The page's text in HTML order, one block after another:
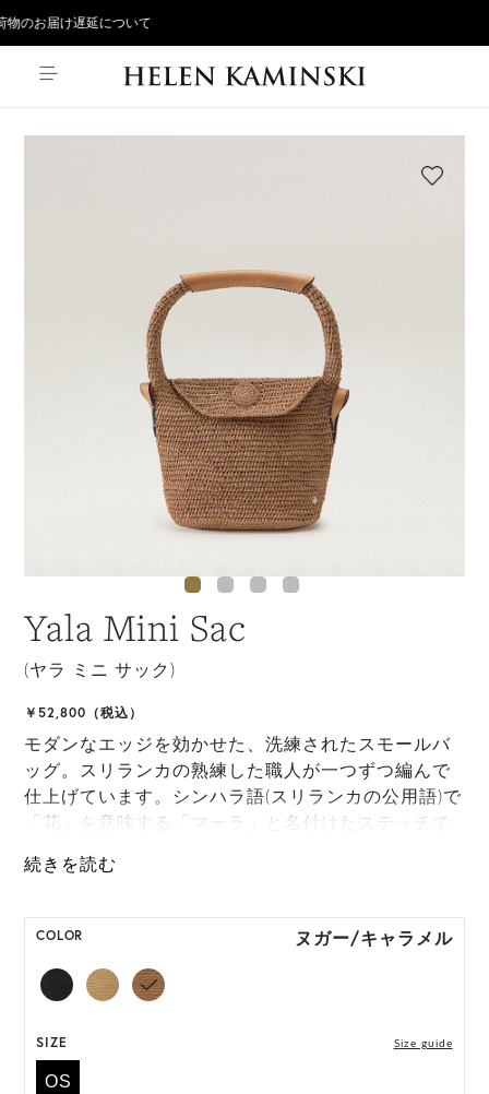
お届け遅延について
Yala Mini Sac
(ヤラ ミニ サック)
￥52,800（税込）
モダンなエッジを効かせた、洗練されたスモールバ
ッグ。スリランカの熟練した職人が一つずつ編んで
仕上げています。シンハラ語(スリランカの公用語)で
「花」を意味する「マーラ」と名付けたステッチで
ドルを採用。取り外し可能なストラップが付属して
には個体差がございます。
COLOR ヌガー/キャラメル
SIZE Size guide
OS